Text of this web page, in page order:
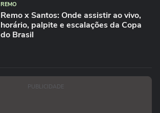
REMO
Remo x Santos: Onde assistir ao vivo,
horário, palpite e escalações da Copa
do Brasil
PUBLICIDADE